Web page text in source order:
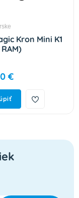
Kron Mini K1
€